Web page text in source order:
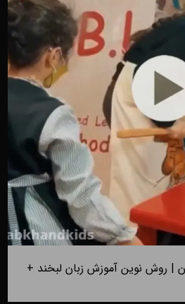
| روش نوین آموزش زبان لبخند +